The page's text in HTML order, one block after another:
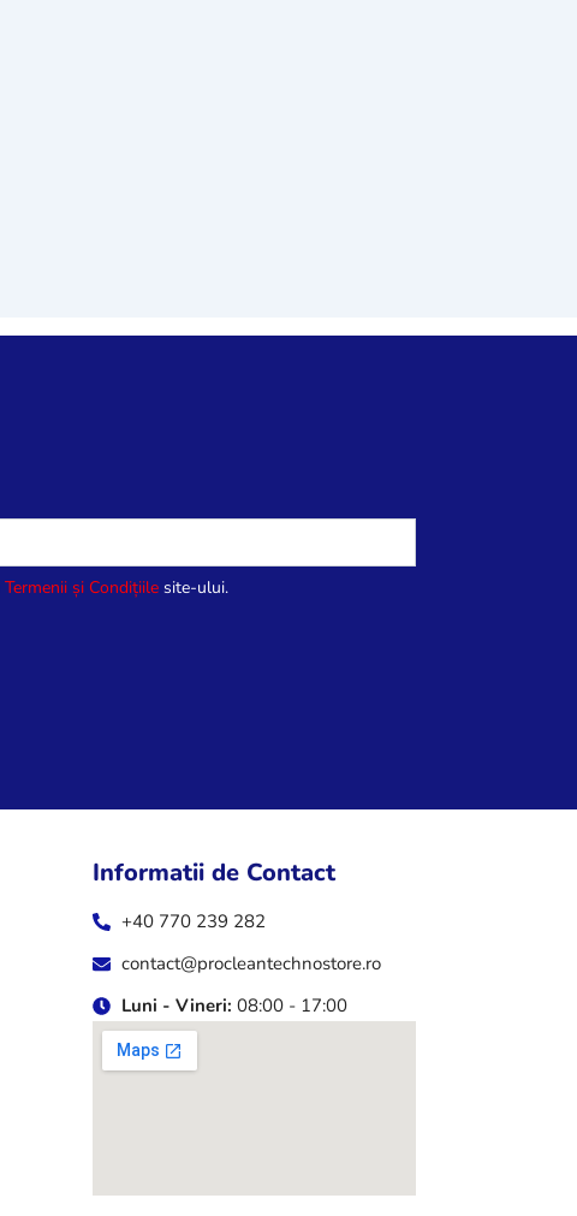
Termenii și Condițiile site-ului.
Informatii de Contact
+40 770 239 282
contact@procleantechnostore.ro
Luni - Vineri: 08:00 - 17:00